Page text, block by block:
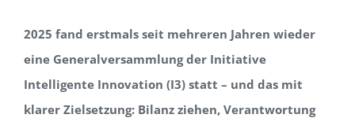
2025 fand erstmals seit mehreren Jahren wieder
eine Generalversammlung der Initiative
Intelligente Innovation (I3) statt – und das mit
klarer Zielsetzung: Bilanz ziehen, Verantwortung